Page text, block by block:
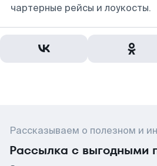
чартерные рейсы и лоукосты.
Рассказываем о полезном и
Рассылка с выгодными